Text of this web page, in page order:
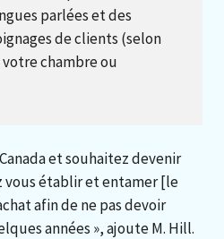
parlées et des
de clients (selon
votre chambre ou
et souhaitez devenir
vous établir et entamer [le
afin de ne pas devoir
années », ajoute M. Hill.